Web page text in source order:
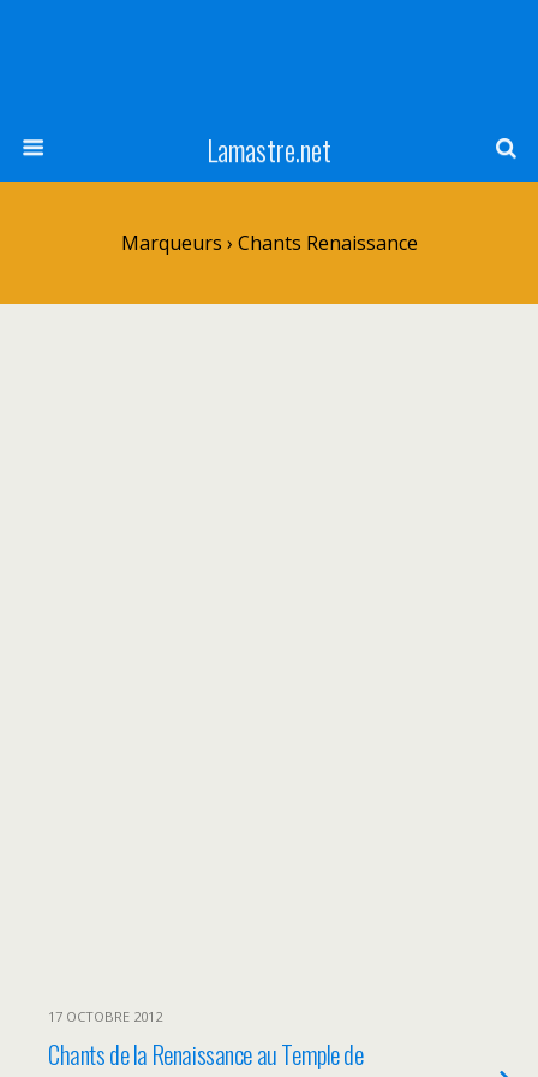
Lamastre.net
Marqueurs › Chants Renaissance
17 OCTOBRE 2012
Chants de la Renaissance au Temple de